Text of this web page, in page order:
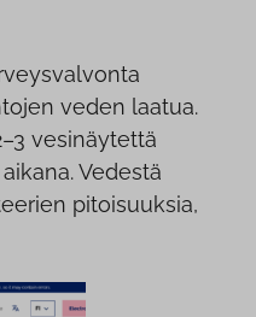
veden laatua.
vesinäytettä
Vedestä
pitoisuuksia,